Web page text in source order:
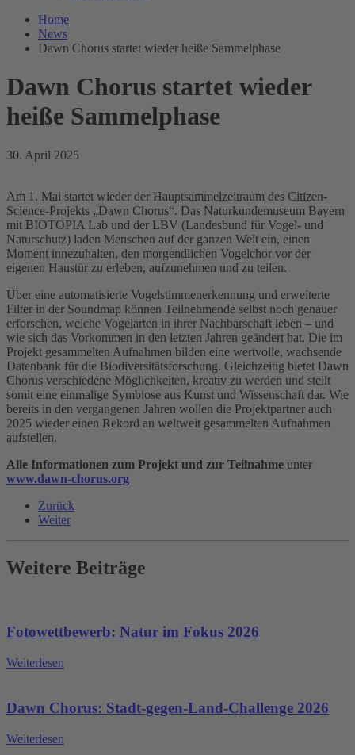
Home
News
Dawn Chorus startet wieder heiße Sammelphase
Dawn Chorus startet wieder
heiße Sammelphase
30. April 2025
Am 1. Mai startet wieder der Hauptsammelzeitraum des Citizen-
Science-Projekts „Dawn Chorus“. Das Naturkundemuseum Bayern
mit BIOTOPIA Lab und der LBV (Landesbund für Vogel- und
Naturschutz) laden Menschen auf der ganzen Welt ein, einen
Moment innezuhalten, den morgendlichen Vogelchor vor der
eigenen Haustür zu erleben, aufzunehmen und zu teilen.
Über eine automatisierte Vogelstimmenerkennung und erweiterte
Filter in der Soundmap können Teilnehmende selbst noch genauer
erforschen, welche Vogelarten in ihrer Nachbarschaft leben – und
wie sich das Vorkommen in den letzten Jahren geändert hat. Die im
Projekt gesammelten Aufnahmen bilden eine wertvolle, wachsende
Datenbank für die Biodiversitätsforschung. Gleichzeitig bietet Dawn
Chorus verschiedene Möglichkeiten, kreativ zu werden und stellt
somit eine einmalige Symbiose aus Kunst und Wissenschaft dar. Wie
bereits in den vergangenen Jahren wollen die Projektpartner auch
2025 wieder einen Rekord an weltweit gesammelten Aufnahmen
aufstellen.
Alle Informationen zum Projekt und zur Teilnahme unter
www.dawn-chorus.org
Zurück
Weiter
Weitere Beiträge
Fotowettbewerb: Natur im Fokus 2026
Weiterlesen
Dawn Chorus: Stadt-gegen-Land-Challenge 2026
Weiterlesen